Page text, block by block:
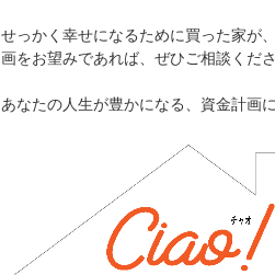
せっかく幸せになるために買った家が
画をお望みであれば、ぜひご相談くださ
あなたの人生が豊かになる、資金計画